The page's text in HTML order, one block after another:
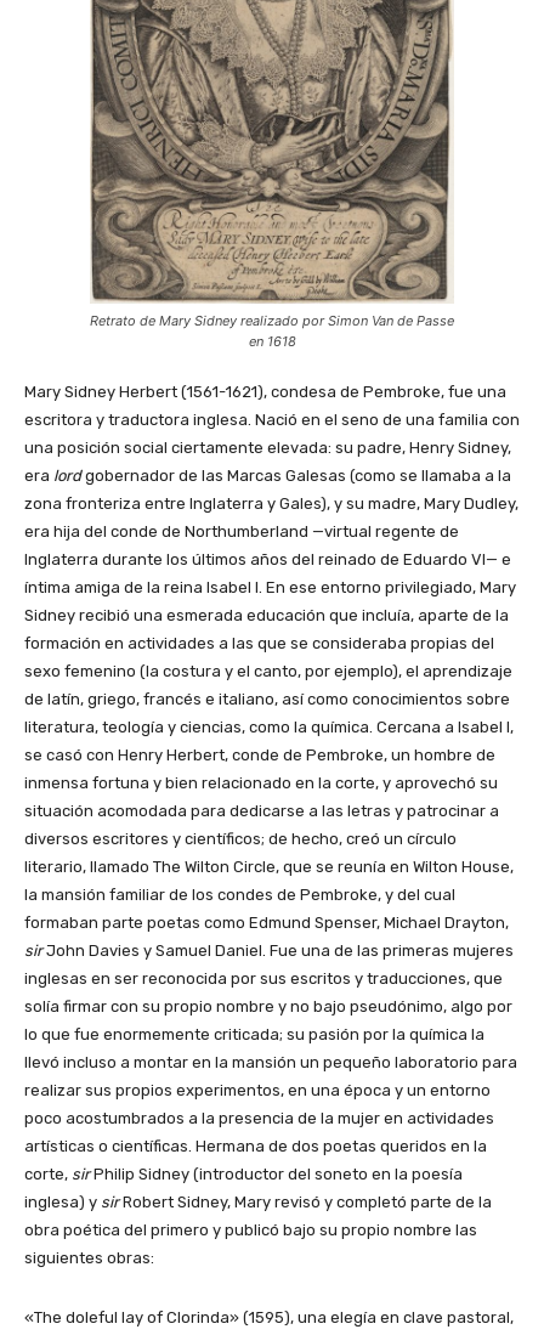
Retrato de Mary Sidney realizado por Simon Van de Passe
en 1618
Mary Sidney Herbert (1561-1621), condesa de Pembroke, fue una
escritora y traductora inglesa. Nació en el seno de una familia con
una posición social ciertamente elevada: su padre, Henry Sidney,
era lordgobernador de las Marcas Galesas (como se llamaba a la
zona fronteriza entre Inglaterra y Gales), y su madre, Mary Dudley,
era hija del conde de Northumberland —virtual regente de
Inglaterra durante los últimos años del reinado de Eduardo VI— e
íntima amiga de la reina Isabel I. En ese entorno privilegiado, Mary
Sidney recibió una esmerada educación que incluía, aparte de la
formación en actividades a las que se consideraba propias del
sexo femenino (la costura y el canto, por ejemplo), el aprendizaje
de latín, griego, francés e italiano, así como conocimientos sobre
literatura, teología y ciencias, como la química. Cercana a Isabel I,
se casó con Henry Herbert, conde de Pembroke, un hombre de
inmensa fortuna y bien relacionado en la corte, y aprovechó su
situación acomodada para dedicarse a las letras y patrocinar a
diversos escritores y científicos; de hecho, creó un círculo
literario, llamado The Wilton Circle, que se reunía en Wilton House,
la mansión familiar de los condes de Pembroke, y del cual
formaban parte poetas como Edmund Spenser, Michael Drayton,
sirJohn Davies y Samuel Daniel. Fue una de las primeras mujeres
inglesas en ser reconocida por sus escritos y traducciones, que
solía firmar con su propio nombre y no bajo pseudónimo, algo por
lo que fue enormemente criticada; su pasión por la química la
llevó incluso a montar en la mansión un pequeño laboratorio para
realizar sus propios experimentos, en una época y un entorno
poco acostumbrados a la presencia de la mujer en actividades
artísticas o científicas. Hermana de dos poetas queridos en la
corte, sirPhilip Sidney (introductor del soneto en la poesía
inglesa) y sirRobert Sidney, Mary revisó y completó parte de la
obra poética del primero y publicó bajo su propio nombre las
siguientes obras:
«The doleful lay of Clorinda» (1595), una elegía en clave pastoral,